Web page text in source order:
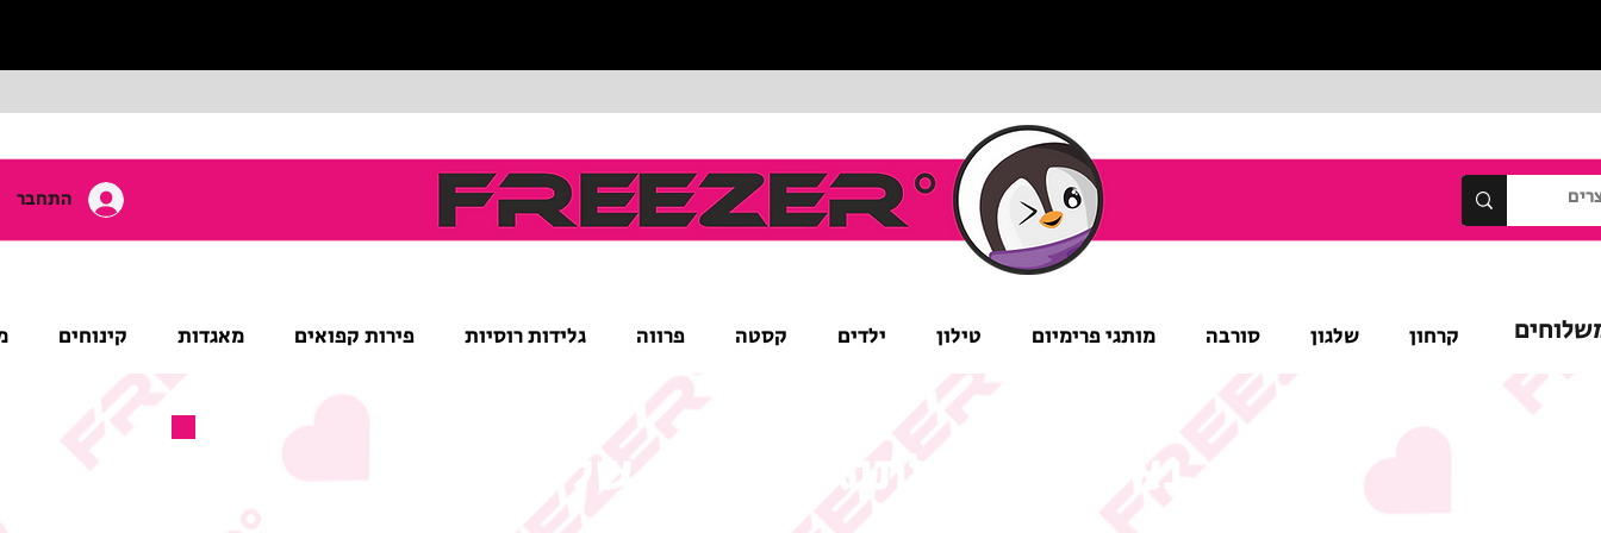
התחבר
קרחון שלגון סורבה מותגי פרימיום טילון ילדים קסטה פרווה גלידות רוסיות פירות קפואים מאגדות קינוחים
נא לשים לב לתנאי המבצע של המוצר